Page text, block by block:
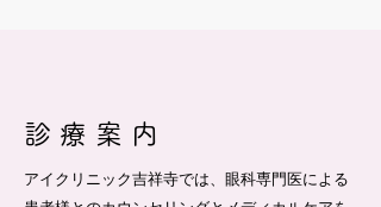
診 療 案 内
アイクリニック吉祥寺では、眼科専門医による